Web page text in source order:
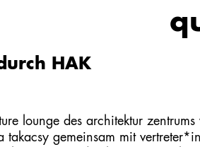
HAK
lounge des architektur
takacsy gemeinsam mit